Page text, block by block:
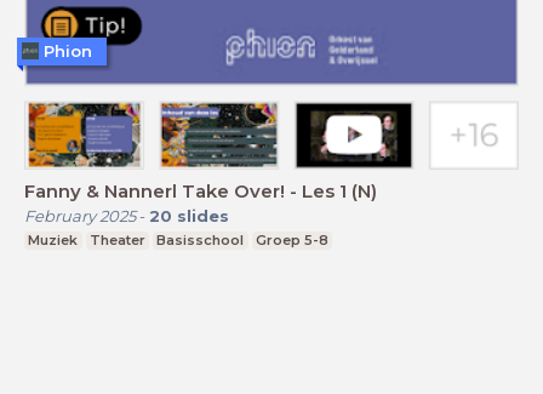
Fanny & Nannerl Take Over! - Les 1 (N)
February 2025- 20 slides
Muziek Theater Basisschool Groep 5-8
Phion